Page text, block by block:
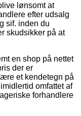
lønsomt at
efter udsalg
sif. inden du
skudsikker på at
en shop på nettet
der er
et kendetegn på
omfattet af
forhandlere